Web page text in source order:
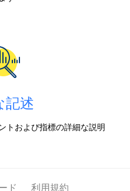
記述
トおよび指標の詳細な説明
ド 利用規約